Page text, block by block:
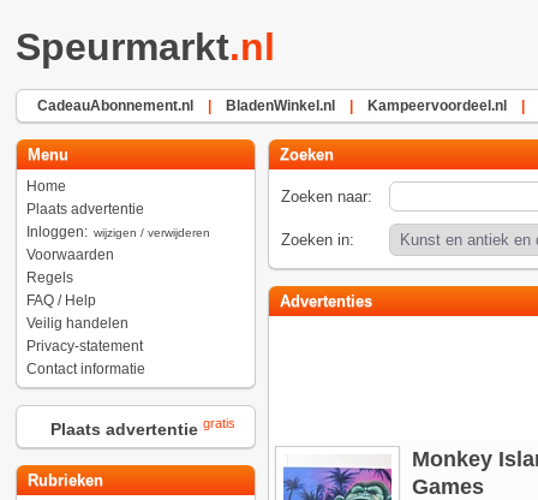
Speurmarkt.nl
CadeauAbonnement.nl BladenWinkel.nl Kampeervoordeel.nl
Menu
Home
Plaats advertentie
Inloggen: wijzigen / verwijderen
Voorwaarden
Regels
FAQ / Help
Veilig handelen
Privacy-statement
Contact informatie
Plaats advertentie gratis
Rubrieken
Zoeken
Zoeken naar:
Zoeken in:
Advertenties
Monkey
Games